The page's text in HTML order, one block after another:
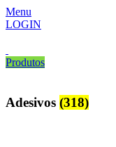
Menu
LOGIN
Produtos
Adesivos (318)